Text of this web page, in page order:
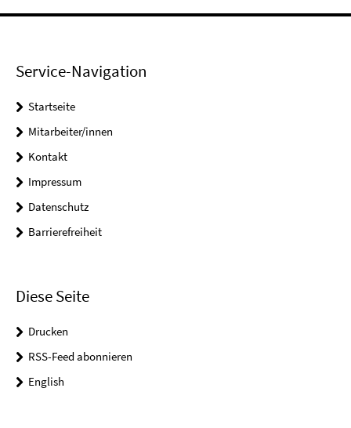
Service-Navigation
Startseite
Mitarbeiter/innen
Kontakt
Impressum
Datenschutz
Barrierefreiheit
Diese Seite
Drucken
RSS-Feed abonnieren
English